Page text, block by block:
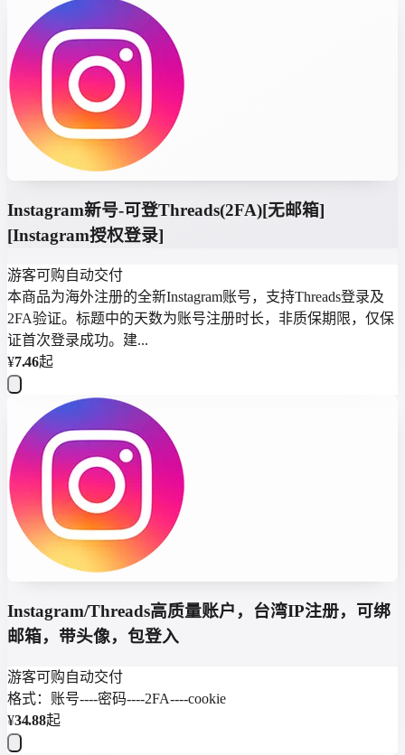
Instagram新号-可登Threads(2FA)[无邮箱]
[Instagram授权登录]
游客可购自动交付
本商品为海外注册的全新Instagram账号，支持Threads登录及
2FA验证。标题中的天数为账号注册时长，非质保期限，仅保
证首次登录成功。建...
¥7.46起
Instagram/Threads高质量账户，台湾IP注册，可绑
邮箱，带头像，包登入
游客可购自动交付
格式：账号----密码----2FA----cookie
¥34.88起